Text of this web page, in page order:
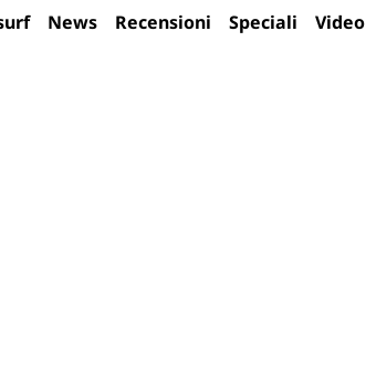
News Recensioni Speciali Video